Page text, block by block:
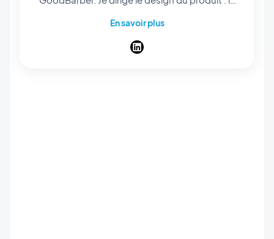
construites, les layouts qui servent de point de
départ, et le parcours qui mène d'une idée à
En savoir plus